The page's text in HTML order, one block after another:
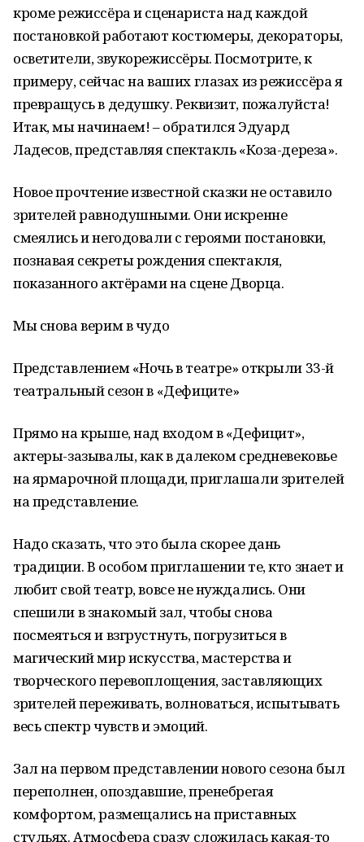
кроме режиссёра и сценариста над каждой
постановкой работают костюмеры, декораторы,
осветители, звукорежиссёры. Посмотрите, к
примеру, сейчас на ваших глазах из режиссёра я
превращусь в дедушку. Реквизит, пожалуйста!
Итак, мы начинаем! – обратился Эдуард
Ладесов, представляя спектакль «Коза-дереза».
Новое прочтение известной сказки не оставило
зрителей равнодушными. Они искренне
смеялись и негодовали с героями постановки,
познавая секреты рождения спектакля,
показанного актёрами на сцене Дворца.
Мы снова верим в чудо
Представлением «Ночь в театре» открыли 33-й
театральный сезон в «Дефиците»
Прямо на крыше, над входом в «Дефицит»,
актеры-зазывалы, как в далеком средневековье
на ярмарочной площади, приглашали зрителей
на представление.
Надо сказать, что это была скорее дань
традиции. В особом приглашении те, кто знает и
любит свой театр, вовсе не нуждались. Они
спешили в знакомый зал, чтобы снова
посмеяться и взгрустнуть, погрузиться в
магический мир искусства, мастерства и
творческого перевоплощения, заставляющих
зрителей переживать, волноваться, испытывать
весь спектр чувств и эмоций.
Зал на первом представлении нового сезона был
переполнен, опоздавшие, пренебрегая
комфортом, размещались на приставных
стульях. Атмосфера сразу сложилась какая-то